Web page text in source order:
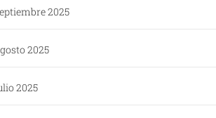
2025
2025
2025